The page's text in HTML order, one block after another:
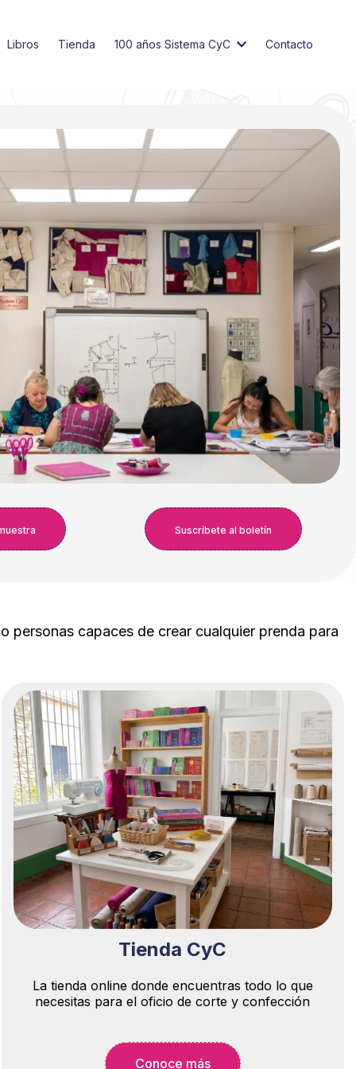
Libros Tienda 100 años Sistema CyC Contacto
Suscríbete al boletín
capaces de crear cualquier prenda para
Tienda CyC
La tienda online donde encuentras todo lo que
necesitas para el oficio de corte y confección
Conoce más